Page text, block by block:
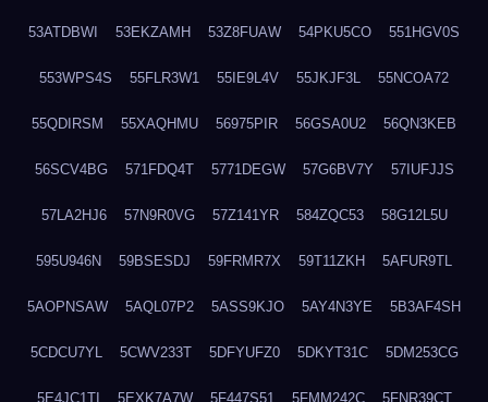
53ATDBWI 53EKZAMH 53Z8FUAW 54PKU5CO 551HGV0S
553WPS4S 55FLR3W1 55IE9L4V 55JKJF3L 55NCOA72
55QDIRSM 55XAQHMU 56975PIR 56GSA0U2 56QN3KEB
56SCV4BG 571FDQ4T 5771DEGW 57G6BV7Y 57IUFJJS
57LA2HJ6 57N9R0VG 57Z141YR 584ZQC53 58G12L5U
595U946N 59BSESDJ 59FRMR7X 59T11ZKH 5AFUR9TL
5AOPNSAW 5AQL07P2 5ASS9KJO 5AY4N3YE 5B3AF4SH
5CDCU7YL 5CWV233T 5DFYUFZ0 5DKYT31C 5DM253CG
5E4JC1TI 5EXK7A7W 5F447S51 5FMM242C 5FNR39CT